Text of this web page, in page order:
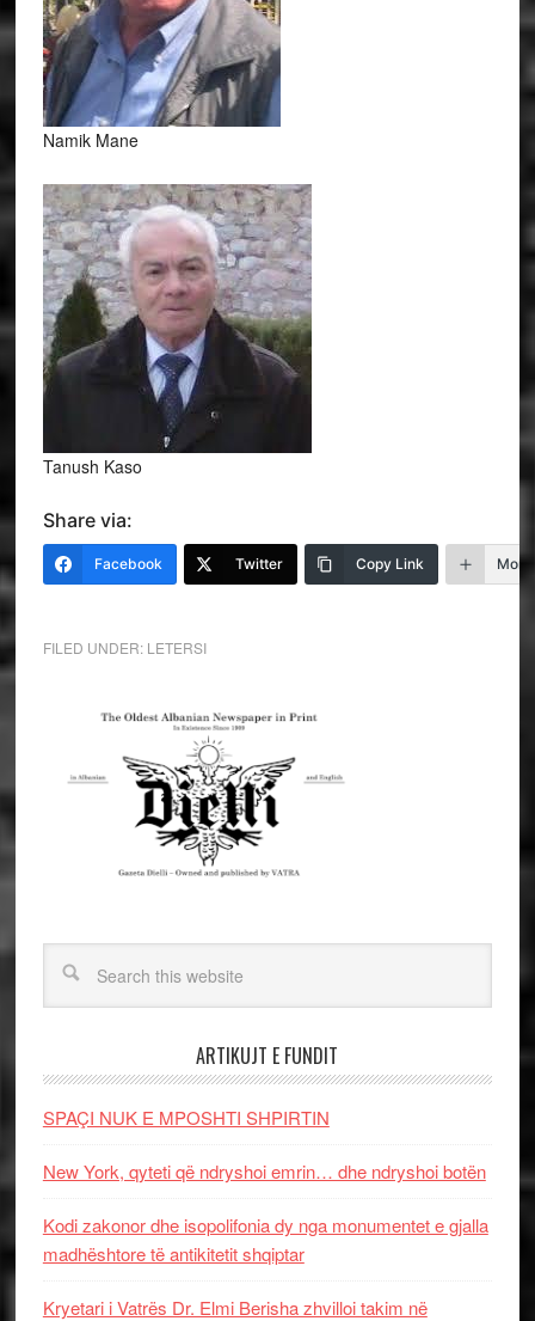
Namik Mane
Tanush Kaso
Share via:
Facebook Twitter Copy Link More
FILED UNDER: LETERSI
ARTIKUJT E FUNDIT
SPAÇI NUK E MPOSHTI SHPIRTIN
New York, qyteti që ndryshoi emrin… dhe ndryshoi botën
Kodi zakonor dhe isopolifonia dy nga monumentet e gjalla
madhështore të antikitetit shqiptar
Kryetari i Vatrës Dr. Elmi Berisha zhvilloi takim në